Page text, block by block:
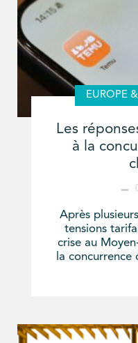
EUROPE
Les
à la
Après
tensions
crise au
la concurrence